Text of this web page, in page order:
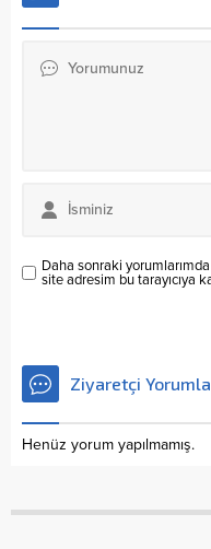
Daha sonraki
site adresim bu tarayıcıya
Ziyaretçi
Henüz yorum yapılmamış.